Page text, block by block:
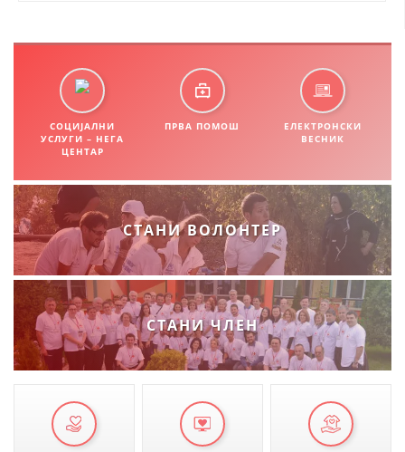
СОЦИЈАЛНИ
УСЛУГИ – НЕГА
ЦЕНТАР
ПРВА ПОМОШ
ЕЛЕКТРОНСКИ
ВЕСНИК
СТАНИ ВОЛОНТЕР
СТАНИ ЧЛЕН